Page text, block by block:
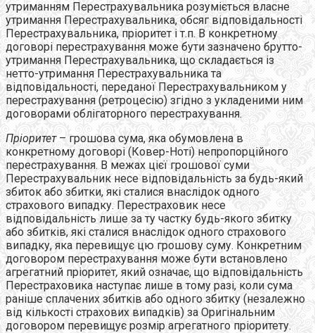
утриманням Перестрахувальника розуміється власне
утримання Перестрахувальника, обсяг відповідальності
Перестрахувальника, пріоритет і т.п. В конкретному
договорі перестрахування може бути зазначено брутто-
утримання Перестрахувальника, що складається із
нетто-утримання Перестрахувальника та
відповідальності, переданої Перестрахувальником у
перестрахування (ретроцесію) згідно з укладеними ним
договорами облігаторного перестрахування.
Пріоритет– грошова сума, яка обумовлена в
конкретному договорі (Ковер-Ноті) непропорційного
перестрахування. В межах цієї грошової суми
Перестрахувальник несе відповідальність за будь-який
збиток або збитки, які сталися внаслідок одного
страхового випадку. Перестраховик несе
відповідальність лише за ту частку будь-якого збитку
або збитків, які сталися внаслідок одного страхового
випадку, яка перевищує цю грошову суму. Конкретним
договором перестрахування може бути встановлено
агрегатний пріоритет, який означає, що відповідальність
Перестраховика наступає лише в тому разі, коли сума
раніше сплачених збитків або одного збитку (незалежно
від кількості страхових випадків) за Оригінальним
договором перевищує розмір агрегатного пріоритету.